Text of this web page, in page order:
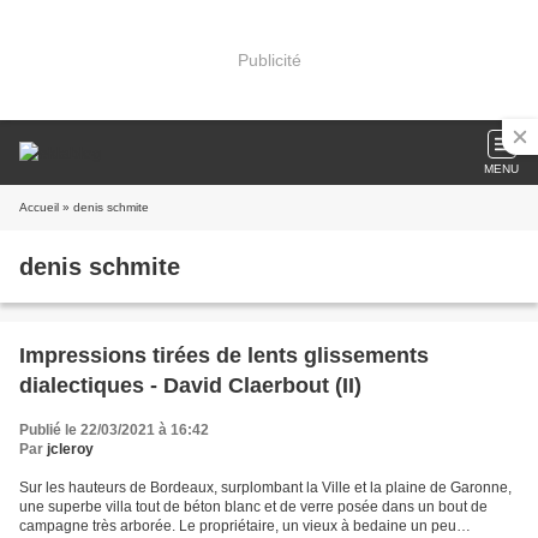
Publicité
MENU
Accueil » denis schmite
denis schmite
Impressions tirées de lents glissements
dialectiques - David Claerbout (II)
Publié le 22/03/2021 à 16:42
Par jcleroy
Sur les hauteurs de Bordeaux, surplombant la Ville et la plaine de Garonne,
une superbe villa tout de béton blanc et de verre posée dans un bout de
campagne très arborée. Le propriétaire, un vieux à bedaine un peu